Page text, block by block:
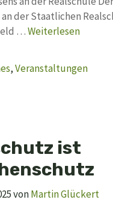
der Staatlichen
…Weiterlesen
,Veranstaltungen
ist
vonMartin Glückert